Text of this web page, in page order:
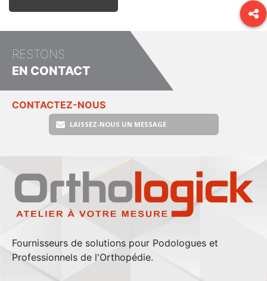
RESTONS
EN CONTACT
CONTACTEZ-NOUS
LAISSEZ-NOUS UN MESSAGE
Fournisseurs de solutions pour Podologues et
Professionnels de l'Orthopédie.